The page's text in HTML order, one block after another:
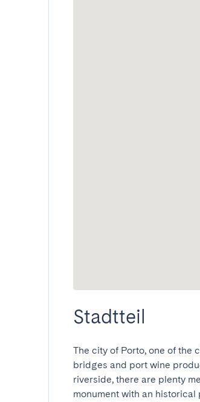
Stadtteil
The city of Porto, one of the
bridges and port wine
riverside, there are plenty
monument with an historical